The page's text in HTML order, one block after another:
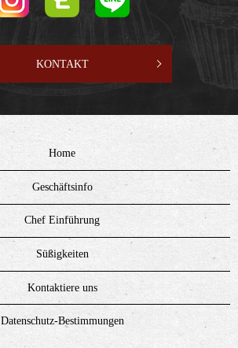
KONTAKT
Home
Geschäftsinfo
Chef Einführung
Süßigkeiten
Kontaktiere uns
Datenschutz-Bestimmungen